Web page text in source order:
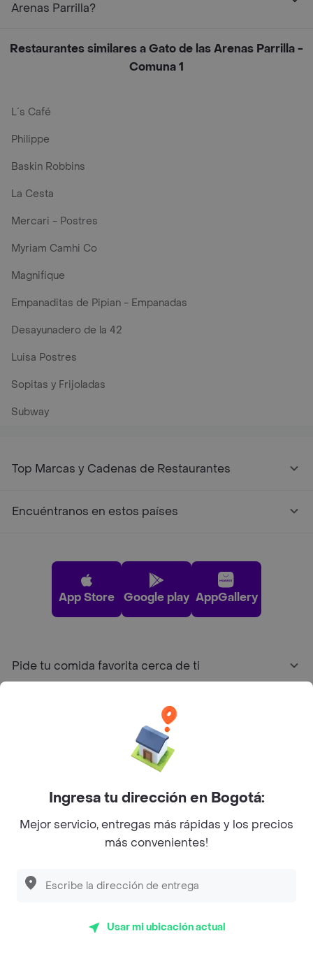
Arenas Parrilla?
Restaurantes similares a Gato de las Arenas Parrilla -
Comuna 1
L´s Café
Philippe
Baskin Robbins
La Cesta
Mercari - Postres
Myriam Camhi Co
Magnifique
Empanaditas de Pipian - Empanadas
Desayunadero de la 42
Luisa Postres
Sopitas y Frijoladas
Subway
Top Marcas y Cadenas de Restaurantes
Encuéntranos en estos países
App Store Google play AppGallery
Pide tu comida favorita cerca de ti
Sobre Rappi
Facebook
TwitterInstagram
Ingresa tu dirección en Bogotá:
Mejor servicio, entregas más rápidas y los precios
más convenientes!
Usar mi ubicación actual